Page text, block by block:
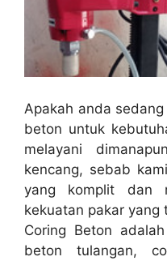
Apakah anda
beton untuk
melayani
kencang, sebab
yang komplit dan
kekuatan pakar yang
Coring Beton
beton tulangan,